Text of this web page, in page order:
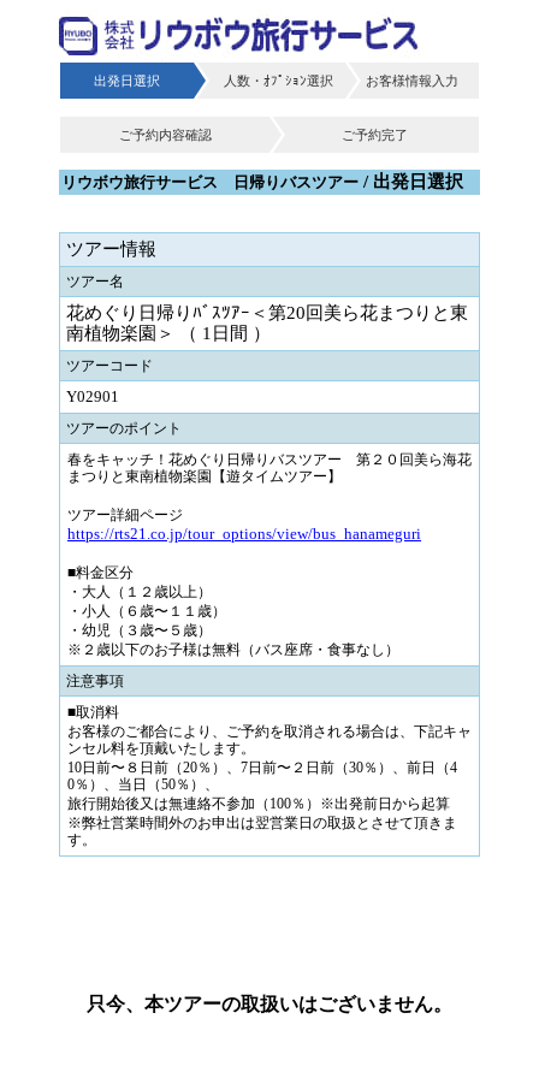
出発日選択 人数・ｵﾌﾟｼｮﾝ選択 お客様情報入力
ご予約内容確認 ご予約完了
リウボウ旅行サービス 日帰りバスツアー / 出発日選択
ツアー情報
ツアー名
花めぐり日帰りﾊﾞｽﾂｱｰ＜第20回美ら花まつりと東
南植物楽園＞ （ 1日間 ）
ツアーコード
Y02901
ツアーのポイント
春をキャッチ！花めぐり日帰りバスツアー 第２０回美ら海花
まつりと東南植物楽園【遊タイムツアー】
ツアー詳細ページ
https://rts21.co.jp/tour_options/view/bus_hanameguri
■料金区分
・大人（１２歳以上）
・小人（６歳〜１１歳）
・幼児（３歳〜５歳）
※２歳以下のお子様は無料（バス座席・食事なし）
注意事項
■取消料
お客様のご都合により、ご予約を取消される場合は、下記キャ
ンセル料を頂戴いたします。
10日前〜８日前（20％）、7日前〜２日前（30％）、前日（4
0％）、当日（50％）、
旅行開始後又は無連絡不参加（100％）※出発前日から起算
※弊社営業時間外のお申出は翌営業日の取扱とさせて頂きま
す。
只今、本ツアーの取扱いはございません。